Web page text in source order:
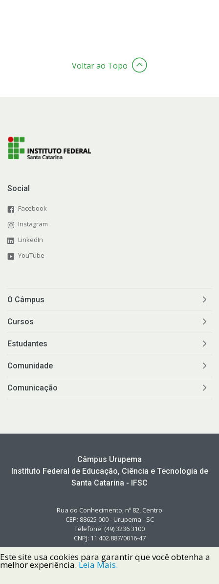
Voltar ao Topo
Social
Facebook
Instagram
LinkedIn
YouTube
O Câmpus
Cursos
Estudantes
Comunidade
Comunicação
Câmpus Urupema
Instituto Federal de Educação, Ciência e Tecnologia de
Santa Catarina - IFSC
Rua do Conhecimento, nº 82, Centro
CEP: 88625 000 - Urupema - SC
Telefone: (49) 3236 3100
CNPJ: 11.402.887/0016-47
Este site usa cookies para garantir que você obtenha a
melhor experiência. Leia Mais.